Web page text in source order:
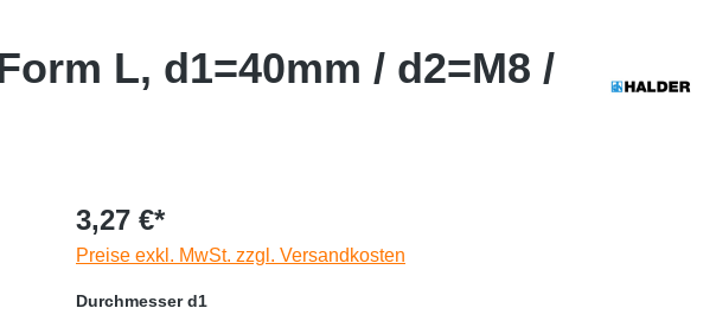
L, d1=40mm / d2=M8 /
3,27 €*
Preise exkl. MwSt. zzgl. Versandkosten
Durchmesser d1